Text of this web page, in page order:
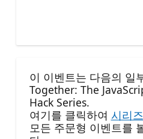
이 이벤트는 다음의 일
Together: The
Hack Series.
여기를 클릭하여 시리
모든 주문형 이벤트를